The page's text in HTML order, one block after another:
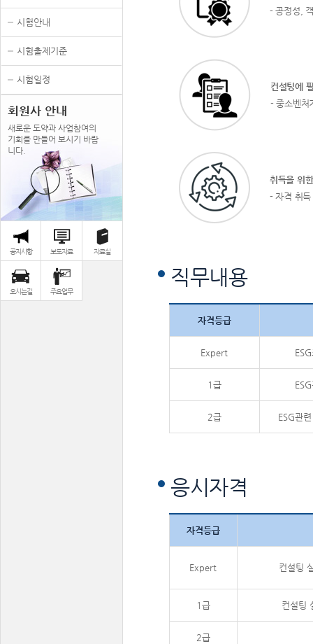
시험안내
시험출제기준
시험일정
회원사 안내
새로운 도약과 사업참여의
기회를 만들어 보시기 바랍
니다.
공지사항 보도자료 자료실
오시는길 주요업무
- 공정성,
컨설팅에
- 중소벤처
취득을 위
- 자격 취득
직무내용
자격등급
Expert
1급
2급 ESG관
응시자격
자격등급
Expert 컨설팅
1급 컨설팅
2급